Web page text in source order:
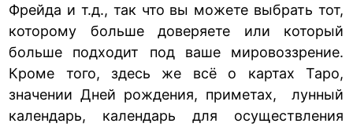
Фрейда и т.д., так что вы можете выбрать тот,
которому больше доверяете или который
больше подходит под ваше мировоззрение.
Кроме того, здесь же всё о картах Таро,
значении Дней рождения, приметах, лунный
календарь, календарь для осуществления